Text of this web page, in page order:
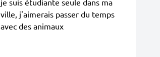
ville, j'aimerais passer du temps
avec des animaux